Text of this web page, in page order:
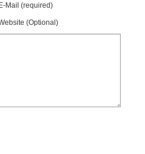
E-Mail (required)
(Optional)